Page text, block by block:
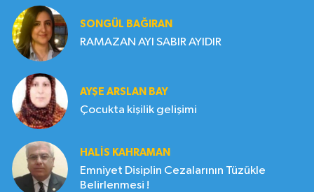
SONGÜL BAĞIRAN
RAMAZAN AYI SABIR AYIDIR
AYŞE ARSLAN BAY
Çocukta kişilik gelişimi
HALIS KAHRAMAN
Emniyet Disiplin Cezalarının Tüzükle
Belirlenmesi !